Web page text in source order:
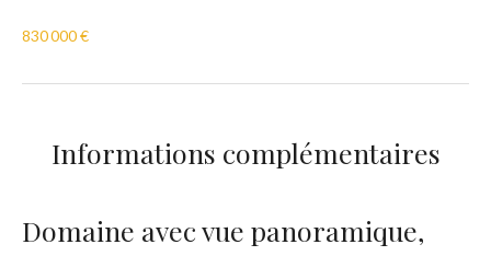
830 000 €
Informations complémentaires
Domaine avec vue panoramique,